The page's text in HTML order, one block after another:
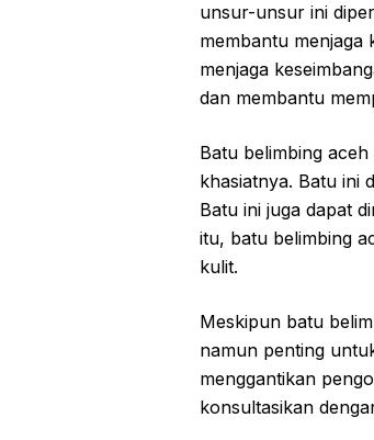
unsur-unsur ini
membantu menjaga
menjaga
dan membantu
Batu belimbing
khasiatnya. Batu ini
Batu ini juga dapat
itu, batu belimbing
kulit.
Meskipun batu
namun penting
menggantikan
konsultasikan